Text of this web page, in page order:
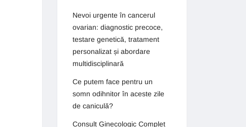
Nevoi urgente în cancerul
ovarian: diagnostic precoce,
testare genetică, tratament
personalizat și abordare
multidisciplinară
Ce putem face pentru un
somn odihnitor în aceste zile
de caniculă?
Consult Ginecologic Complet